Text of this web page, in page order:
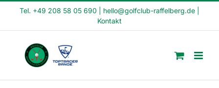
Tel. +49 208 58 05 690 hello@golfclub-raffelberg.de
Kontakt